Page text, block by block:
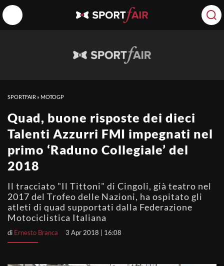
SPORTFAIR » MOTOGP
Quad, buone risposte dei dieci
Talenti Azzurri FMI impegnati nel
primo ‘Raduno Collegiale’ del
2018
Il tracciato "Il Tittoni" di Cingoli, già teatro nel
2017 del Trofeo delle Nazioni, ha ospitato gli
atleti di quad supportati dalla Federazione
Motociclistica Italiana
di Ernesto Branca 3 Apr 2018 | 16:08